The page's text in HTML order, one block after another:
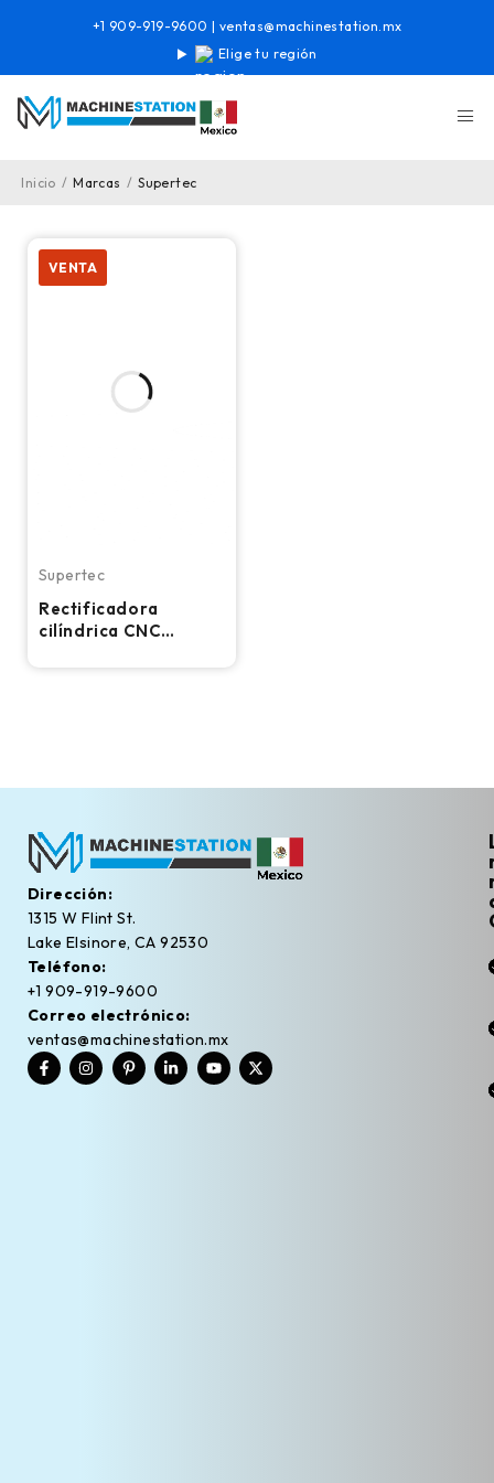
Elige tu región
+1 909-919-9600 | ventas@machinestation.mx
Inicio / Marcas / Supertec
VENTA
Supertec
Rectificadora
cilíndrica CNC
Dirección:
1315 W Flint St.
Lake Elsinore, CA 92530
Teléfono:
+1 909-919-9600
Correo electrónico:
ventas@machinestation.mx